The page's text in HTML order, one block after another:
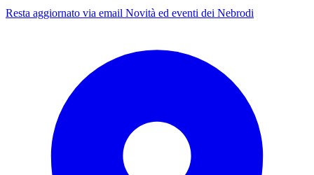
Resta aggiornato via email Novità ed eventi dei Nebrodi